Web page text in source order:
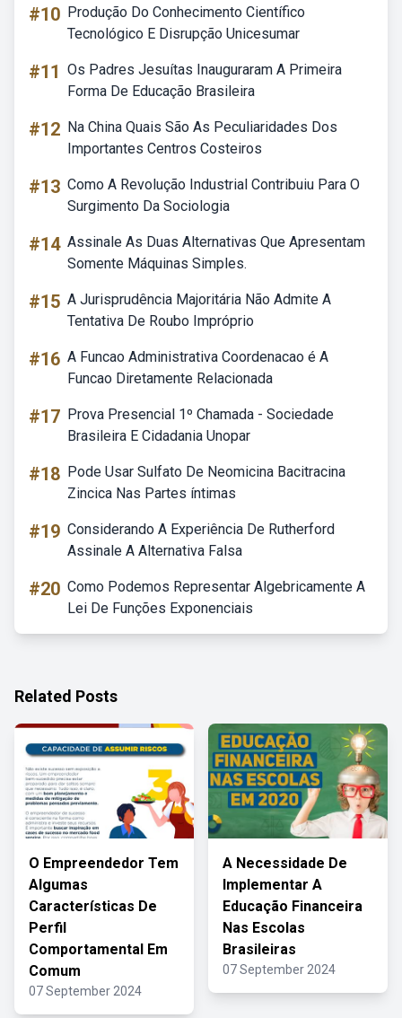
#10 Produção Do Conhecimento Científico
Tecnológico E Disrupção Unicesumar
#11 Os Padres Jesuítas Inauguraram A Primeira
Forma De Educação Brasileira
#12 Na China Quais São As Peculiaridades Dos
Importantes Centros Costeiros
#13 Como A Revolução Industrial Contribuiu Para O
Surgimento Da Sociologia
#14 Assinale As Duas Alternativas Que Apresentam
Somente Máquinas Simples.
#15 A Jurisprudência Majoritária Não Admite A
Tentativa De Roubo Impróprio
#16 A Funcao Administrativa Coordenacao é A
Funcao Diretamente Relacionada
#17 Prova Presencial 1º Chamada - Sociedade
Brasileira E Cidadania Unopar
#18 Pode Usar Sulfato De Neomicina Bacitracina
Zincica Nas Partes íntimas
#19 Considerando A Experiência De Rutherford
Assinale A Alternativa Falsa
#20 Como Podemos Representar Algebricamente A
Lei De Funções Exponenciais
Related Posts
O Empreendedor Tem
Algumas
Características De
Perfil
Comportamental Em
Comum
07 September 2024
A Necessidade De
Implementar A
Educação Financeira
Nas Escolas
Brasileiras
07 September 2024